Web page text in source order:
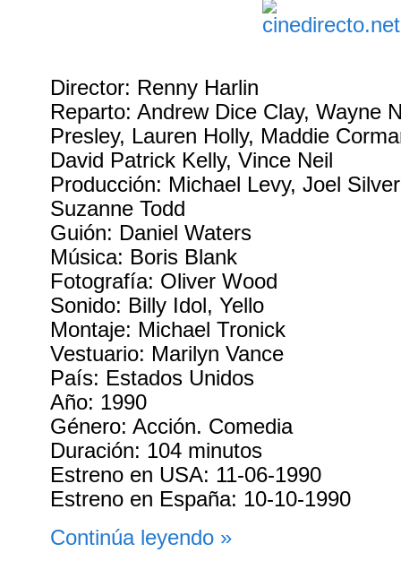
Director: Renny Harlin
Reparto: Andrew Dice Clay, Wayne
Presley, Lauren Holly, Maddie
David Patrick Kelly, Vince Neil
Producción: Michael Levy, Joel
Suzanne Todd
Guión: Daniel Waters
Música: Boris Blank
Fotografía: Oliver Wood
Sonido: Billy Idol, Yello
Montaje: Michael Tronick
Vestuario: Marilyn Vance
País: Estados Unidos
Año: 1990
Género: Acción. Comedia
Duración: 104 minutos
Estreno en USA: 11-06-1990
Estreno en España: 10-10-1990
Continúa leyendo »